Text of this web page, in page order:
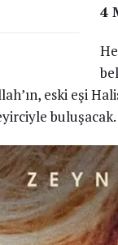
4
eski eşi
buluşacak.